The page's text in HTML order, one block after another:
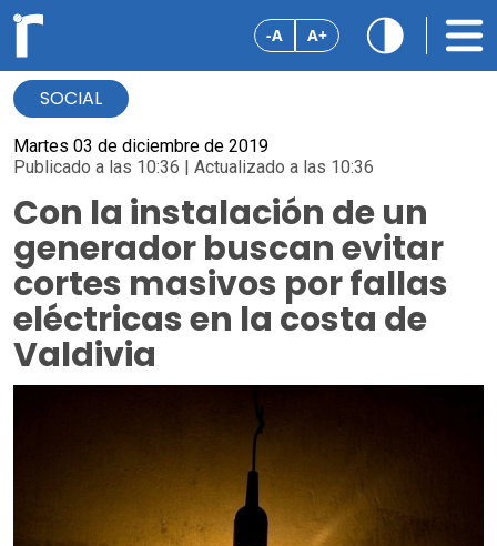
-A A+
SOCIAL
Martes 03 de diciembre de 2019
Publicado a las 10:36 | Actualizado a las 10:36
Con la instalación de un
generador buscan evitar
cortes masivos por fallas
eléctricas en la costa de
Valdivia